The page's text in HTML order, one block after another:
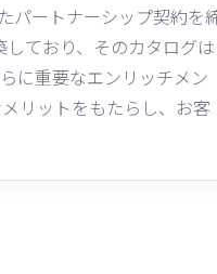
パートナーシップ契約を
ており、そのカタログは
に重要なエンリッチメン
リットをもたらし、お客